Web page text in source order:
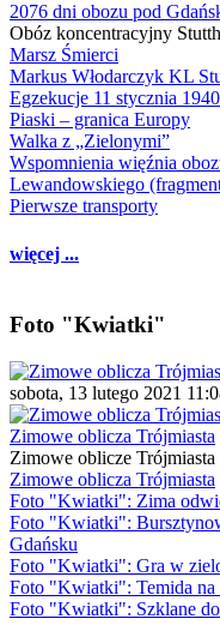
2076 dni obozu pod
Obóz koncentracyjny
Marsz Śmierci
Markus Włodarczyk KL
Egzekucje 11 stycznia
Piaski – granica Europy
Walka z „Zielonymi”
Wspomnienia więźnia
Lewandowskiego
Pierwsze transporty
więcej ...
Foto "Kwiatki"
sobota, 13 lutego 2021
Zimowe oblicza Trójmiasta
Zimowe oblicze
Zimowe oblicza Trójmiasta
Foto "Kwiatki": Zima
Foto "Kwiatki":
Gdańsku
Foto "Kwiatki": Gra w
Foto "Kwiatki": Temida na
Foto "Kwiatki": Szklane